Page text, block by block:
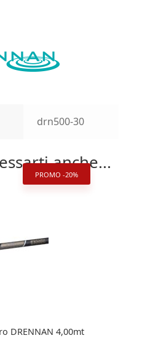
drn500-30
anche...
PROMO -20%
DRENNAN 4,00mt